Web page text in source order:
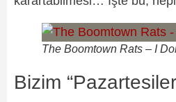
The Boomtown Rats – I
Bizim